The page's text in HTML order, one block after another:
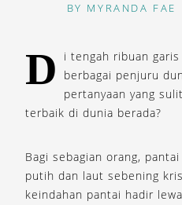
BY MYRANDA FAE
D
i tengah ribuan
berbagai penjuru
pertanyaan yang
terbaik di dunia berada?
Bagi sebagian orang,
putih dan laut sebening
keindahan pantai hadir